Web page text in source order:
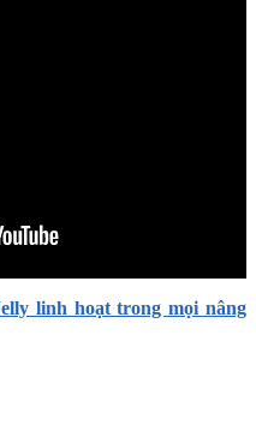
linh hoạt trong mọi nâng